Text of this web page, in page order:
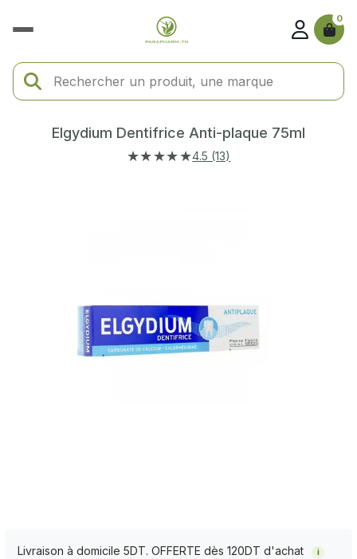
0
Elgydium Dentifrice Anti-plaque 75ml
★★★★★4.5 (13)
Livraison à domicile 5DT. OFFERTE dès 120DT d'achat i